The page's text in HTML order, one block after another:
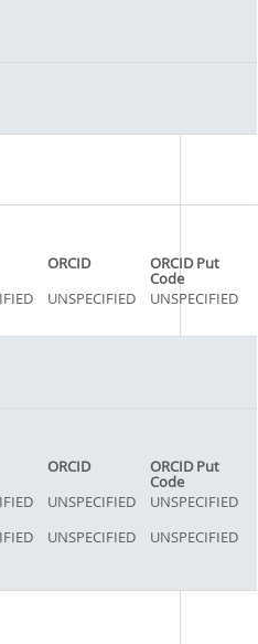
ORCID ORCID Put
Code
UNSPECIFIED UNSPECIFIED
ORCID ORCID Put
Code
UNSPECIFIED
UNSPECIFIED
UNSPECIFIED UNSPECIFIED